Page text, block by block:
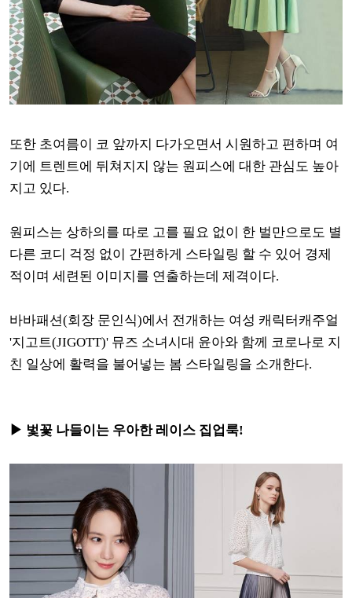
또한 초여름이 코 앞까지 다가오면서 시원하고 편하며 여
기에 트렌트에 뒤쳐지지 않는 원피스에 대한 관심도 높아
지고 있다.
원피스는 상하의를 따로 고를 필요 없이 한 벌만으로도 별
다른 코디 걱정 없이 간편하게 스타일링 할 수 있어 경제
적이며 세련된 이미지를 연출하는데 제격이다.
바바패션(회장 문인식)에서 전개하는 여성 캐릭터캐주얼
'지고트(JIGOTT)' 뮤즈 소녀시대 윤아와 함께 코로나로 지
친 일상에 활력을 불어넣는 봄 스타일링을 소개한다.
▶ 벛꽃 나들이는 우아한 레이스 집업룩!